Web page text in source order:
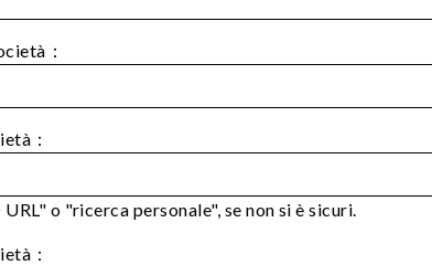
：
：
o "ricerca personale", se non si è sicuri.
：